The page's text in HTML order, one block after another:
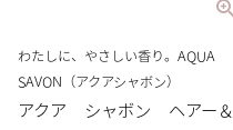
わたしに、やさしい香り。AQUA
SAVON（アクアシャボン）
アクア シャボン ヘアー＆